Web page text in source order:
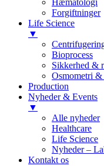
Hæmatologi
Forgiftninger
Life Science
▼
Bioprocess
Sikkerhed &
Osmometri
Production
Nyheder & Events
▼
Alle nyheder
Healthcare
Life Science
Nyheder –
Kontakt os